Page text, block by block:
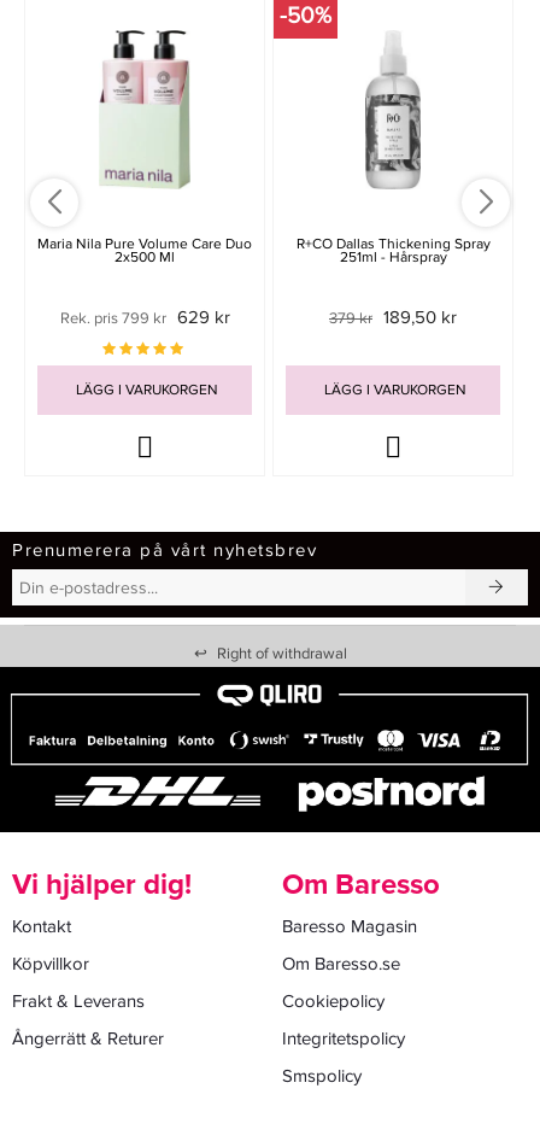
Maria Nila Pure Volume Care Duo
2x500 Ml
Rek. pris 799 kr 629 kr
LÄGG I VARUKORGEN
-50%
R+CO Dallas Thickening Spray
251ml - Hårspray
379 kr 189,50 kr
LÄGG I VARUKORGEN
Prenumerera på vårt nyhetsbrev
↩ Right of withdrawal
Vi hjälper dig!
Kontakt
Köpvillkor
Frakt & Leverans
Ångerrätt & Returer
Om Baresso
Baresso Magasin
Om Baresso.se
Cookiepolicy
Integritetspolicy
Smspolicy